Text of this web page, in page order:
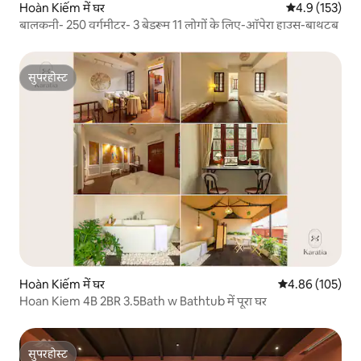
Hoàn Kiếm में घर औसत रेटिंग 5 में
4.9 (153)
बालकनी- 250 वर्गमीटर- 3 बेडरूम 11 लोगों के लिए-ऑपेरा हाउस-बाथटब
सुपरहोस्ट
सुपरहोस्ट
Hoàn Kiếm में घर औसत रेटिंग 5 में से
4.86 (105)
Hoan Kiem 4B 2BR 3.5Bath w Bathtub में पूरा घर
सुपरहोस्ट